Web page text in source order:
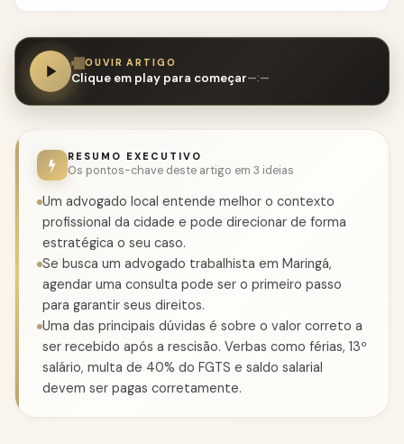
OUVIR ARTIGO
Clique em play para começar—:—
RESUMO EXECUTIVO
Os pontos-chave deste artigo em 3 ideias
Um advogado local entende melhor o contexto
profissional da cidade e pode direcionar de forma
estratégica o seu caso.
Se busca um advogado trabalhista em Maringá,
agendar uma consulta pode ser o primeiro passo
para garantir seus direitos.
Uma das principais dúvidas é sobre o valor correto a
ser recebido após a rescisão. Verbas como férias, 13º
salário, multa de 40% do FGTS e saldo salarial
devem ser pagas corretamente.